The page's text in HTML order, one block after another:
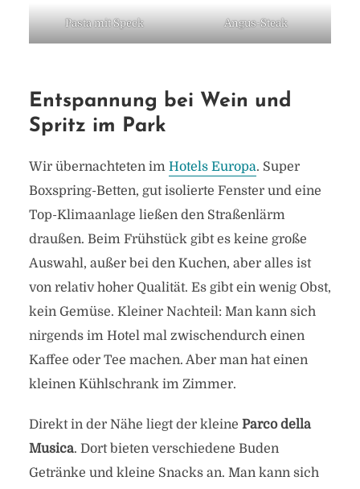
Pasta mit Speck Angus-Steak
Entspannung bei Wein und
Spritz im Park
Wir übernachteten im Hotels Europa. Super
Boxspring-Betten, gut isolierte Fenster und eine
Top-Klimaanlage ließen den Straßenlärm
draußen. Beim Frühstück gibt es keine große
Auswahl, außer bei den Kuchen, aber alles ist
von relativ hoher Qualität. Es gibt ein wenig Obst,
kein Gemüse. Kleiner Nachteil: Man kann sich
nirgends im Hotel mal zwischendurch einen
Kaffee oder Tee machen. Aber man hat einen
kleinen Kühlschrank im Zimmer.
Direkt in der Nähe liegt der kleine Parco della
Musica. Dort bieten verschiedene Buden
Getränke und kleine Snacks an. Man kann sich